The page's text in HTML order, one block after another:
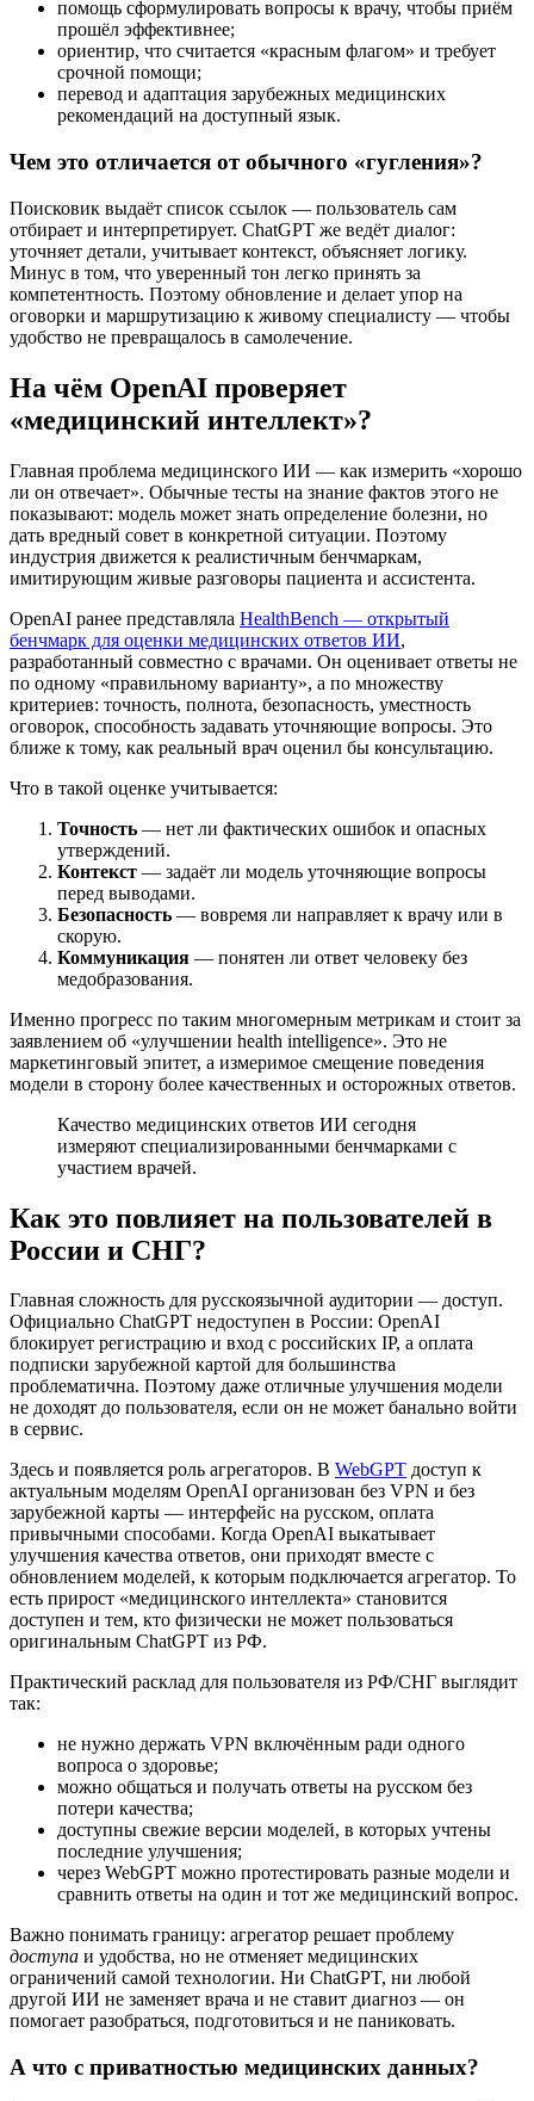
помощь сформулировать вопросы к врачу, чтобы приём
прошёл эффективнее;
ориентир, что считается «красным флагом» и требует
срочной помощи;
перевод и адаптация зарубежных медицинских
рекомендаций на доступный язык.
Чем это отличается от обычного «гугления»?
Поисковик выдаёт список ссылок — пользователь сам
отбирает и интерпретирует. ChatGPT же ведёт диалог:
уточняет детали, учитывает контекст, объясняет логику.
Минус в том, что уверенный тон легко принять за
компетентность. Поэтому обновление и делает упор на
оговорки и маршрутизацию к живому специалисту — чтобы
удобство не превращалось в самолечение.
На чём OpenAI проверяет
«медицинский интеллект»?
Главная проблема медицинского ИИ — как измерить «хорошо
ли он отвечает». Обычные тесты на знание фактов этого не
показывают: модель может знать определение болезни, но
дать вредный совет в конкретной ситуации. Поэтому
индустрия движется к реалистичным бенчмаркам,
имитирующим живые разговоры пациента и ассистента.
OpenAI ранее представляла HealthBench — открытый
бенчмарк для оценки медицинских ответов ИИ,
разработанный совместно с врачами. Он оценивает ответы не
по одному «правильному варианту», а по множеству
критериев: точность, полнота, безопасность, уместность
оговорок, способность задавать уточняющие вопросы. Это
ближе к тому, как реальный врач оценил бы консультацию.
Что в такой оценке учитывается:
Точность — нет ли фактических ошибок и опасных
утверждений.
Контекст — задаёт ли модель уточняющие вопросы
перед выводами.
Безопасность — вовремя ли направляет к врачу или в
скорую.
Коммуникация — понятен ли ответ человеку без
медобразования.
Именно прогресс по таким многомерным метрикам и стоит за
заявлением об «улучшении health intelligence». Это не
маркетинговый эпитет, а измеримое смещение поведения
модели в сторону более качественных и осторожных ответов.
Качество медицинских ответов ИИ сегодня
измеряют специализированными бенчмарками с
участием врачей.
Как это повлияет на пользователей в
России и СНГ?
Главная сложность для русскоязычной аудитории — доступ.
Официально ChatGPT недоступен в России: OpenAI
блокирует регистрацию и вход с российских IP, а оплата
подписки зарубежной картой для большинства
проблематична. Поэтому даже отличные улучшения модели
не доходят до пользователя, если он не может банально войти
в сервис.
Здесь и появляется роль агрегаторов. В WebGPT доступ к
актуальным моделям OpenAI организован без VPN и без
зарубежной карты — интерфейс на русском, оплата
привычными способами. Когда OpenAI выкатывает
улучшения качества ответов, они приходят вместе с
обновлением моделей, к которым подключается агрегатор. То
есть прирост «медицинского интеллекта» становится
доступен и тем, кто физически не может пользоваться
оригинальным ChatGPT из РФ.
Практический расклад для пользователя из РФ/СНГ выглядит
так:
не нужно держать VPN включённым ради одного
вопроса о здоровье;
можно общаться и получать ответы на русском без
потери качества;
доступны свежие версии моделей, в которых учтены
последние улучшения;
через WebGPT можно протестировать разные модели и
сравнить ответы на один и тот же медицинский вопрос.
Важно понимать границу: агрегатор решает проблему
доступа и удобства, но не отменяет медицинских
ограничений самой технологии. Ни ChatGPT, ни любой
другой ИИ не заменяет врача и не ставит диагноз — он
помогает разобраться, подготовиться и не паниковать.
А что с приватностью медицинских данных?